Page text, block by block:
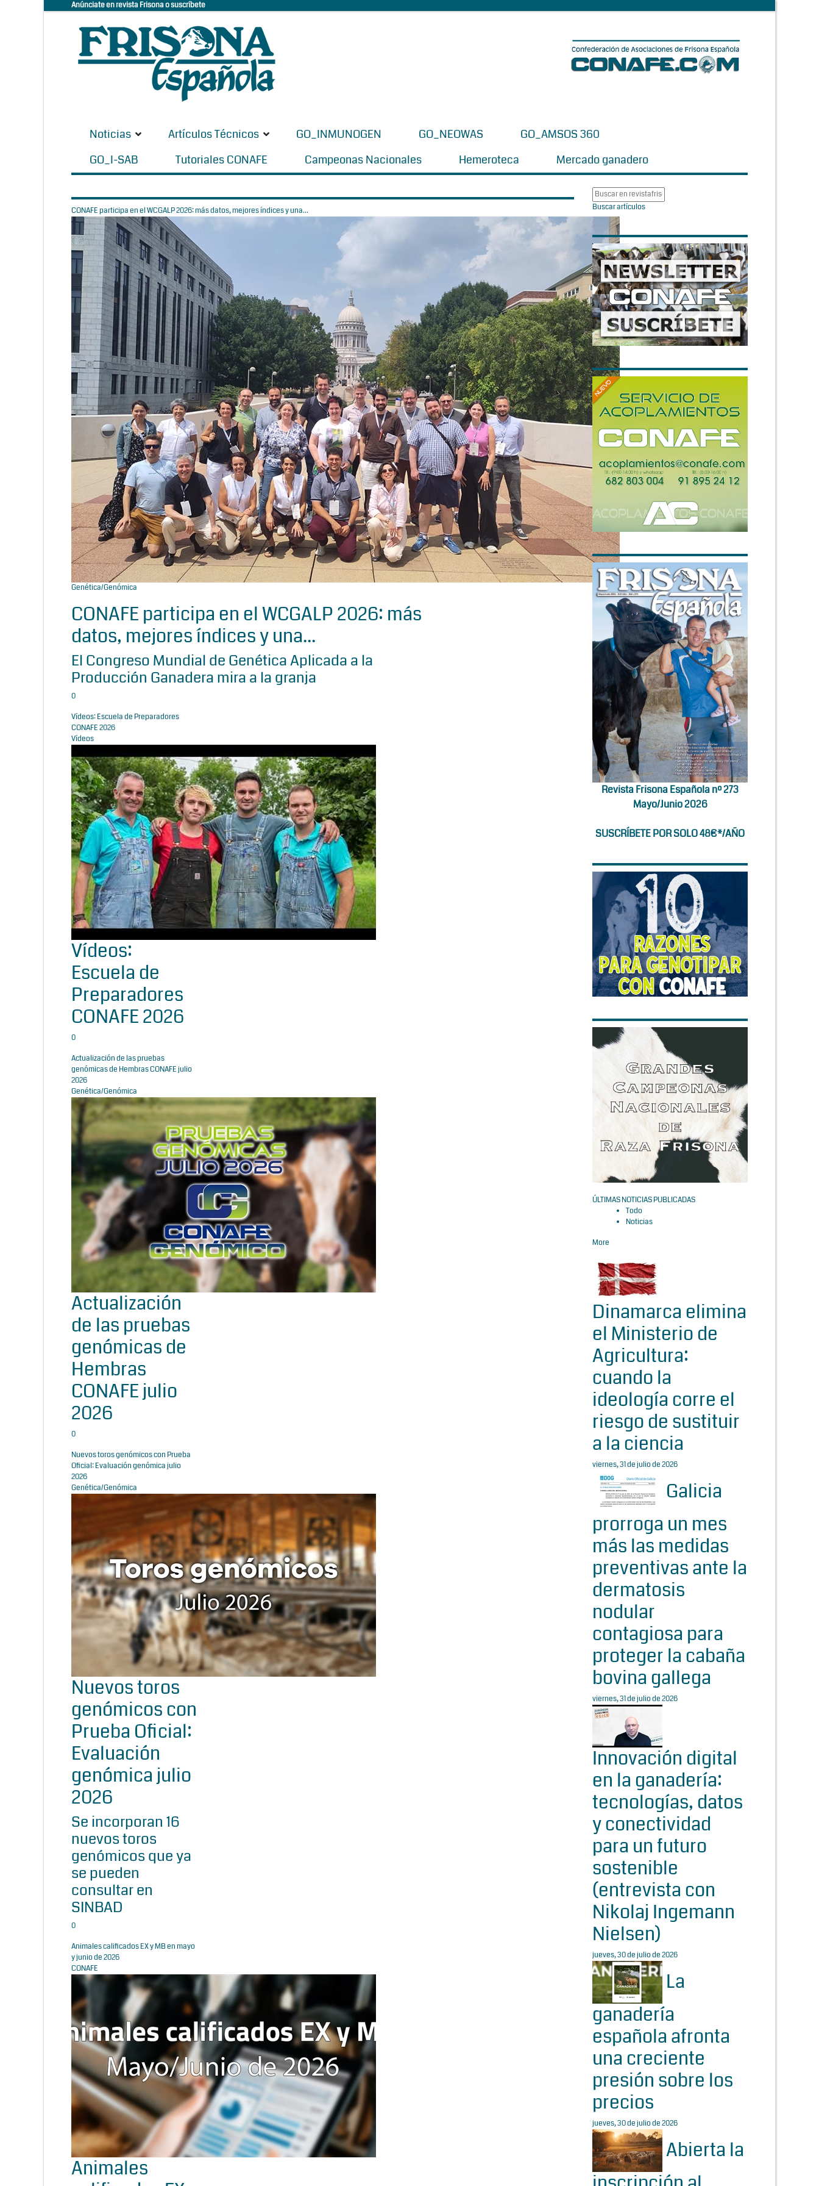
Anúnciate en revista Frisona o suscríbete
Noticias Artículos Técnicos GO_INMUNOGEN GO_NEOWAS
GO_AMSOS 360
GO_I-SAB
Tutoriales CONAFE Campeonas Nacionales Hemeroteca Mercado ganadero
CONAFE participa en el WCGALP 2026: más datos, mejores índices y una...
Genética/Genómica
CONAFE participa en el WCGALP 2026: más
datos, mejores índices y una...
El Congreso Mundial de Genética Aplicada a la
Producción Ganadera mira a la granja
0
Vídeos: Escuela de Preparadores
CONAFE 2026
Vídeos
Vídeos:
Escuela de
Preparadores
CONAFE 2026
0
Actualización de las pruebas
genómicas de Hembras CONAFE julio
2026
Genética/Genómica
Actualización
de las pruebas
genómicas de
Hembras
CONAFE julio
2026
0
Nuevos toros genómicos con Prueba
Oficial: Evaluación genómica julio
2026
Genética/Genómica
Nuevos toros
genómicos con
Prueba Oficial:
Evaluación
genómica julio
2026
Se incorporan 16
nuevos toros
genómicos que ya
se pueden
consultar en
SINBAD
0
Animales calificados EX y MB en mayo
y junio de 2026
CONAFE
Animales
Buscar artículos
Revista Frisona Española nº 273
Mayo/Junio 2026
SUSCRÍBETE POR SOLO 48€*/AÑO
ÚLTIMAS NOTICIAS PUBLICADAS
Todo
Noticias
More
Dinamarca elimina
el Ministerio de
Agricultura:
cuando la
ideología corre el
riesgo de sustituir
a la ciencia
viernes, 31 de julio de 2026
Galicia
prorroga un mes
más las medidas
preventivas ante la
dermatosis
nodular
contagiosa para
proteger la cabaña
bovina gallega
viernes, 31 de julio de 2026
Innovación digital
en la ganadería:
tecnologías, datos
y conectividad
para un futuro
sostenible
(entrevista con
Nikolaj Ingemann
Nielsen)
jueves, 30 de julio de 2026
La
ganadería
española afronta
una creciente
presión sobre los
precios
jueves, 30 de julio de 2026
Abierta la